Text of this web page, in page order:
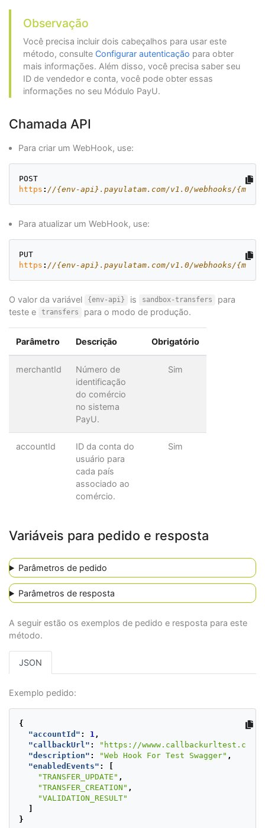
Observação
Você precisa incluir dois cabeçalhos para usar este
método, consulte Configurar autenticação para obter
mais informações. Além disso, você precisa saber seu
ID de vendedor e conta, você pode obter essas
informações no seu Módulo PayU.
Chamada API
Para criar um WebHook, use:
POST
https : //{env-api}.payulatam.com/v1.0/webhooks/
Para atualizar um WebHook, use:
PUT
https : //{env-api}.payulatam.com/v1.0/webhooks/
O valor da variável {env-api} is sandbox-transfers
para
teste e
transfers para o modo de produção.
Parâmetro Descrição Obrigatório
merchantId
Número de
identificação
do comércio
no sistema
PayU.
Sim
accountId
ID da conta do
usuário para
cada país
associado ao
comércio.
Sim
Variáveis para pedido e resposta
Parâmetros de pedido
Parâmetros de resposta
A seguir estão os exemplos de pedido e resposta para este
método.
JSON
Exemplo pedido:
{
"accountId" : 1,
"callbackUrl" :
"https://wwww.callbackurltest.com/"
"description" : "Web Hook For Test Swagger" ,
"enabledEvents" :
"TRANSFER_UPDATE" ,
"TRANSFER_CREATION" ,
"VALIDATION_RESULT"
}